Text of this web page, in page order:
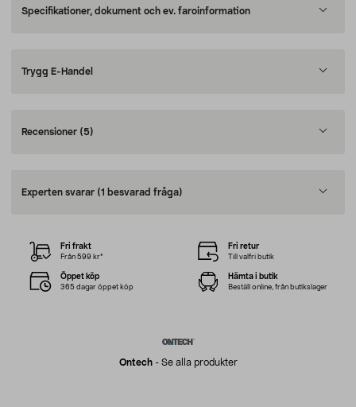
Specifikationer, dokument och ev. faroinformation
Trygg E-Handel
Recensioner (5)
Experten svarar (1 besvarad fråga)
Ontech- Se alla produkter
Fri frakt
Från 599 kr*
Fri retur
Till valfri butik
Öppet köp
365 dagar öppet köp
Hämta i butik
Beställ online, från butikslager